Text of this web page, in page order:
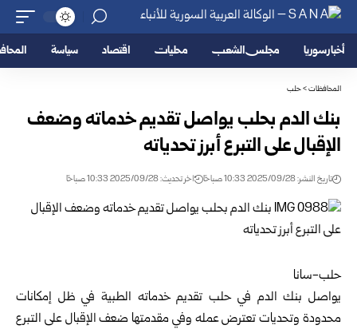
أخبار سوريا مجلس الشعب محليات اقتصاد سياسة
المحافظات>حلب
بنك الدم بحلب يواصل تقديم خدماته وضعف
الإقبال على التبرع أبرز تحدياته
تاريخ النشر: 2025/09/28 10:33 صباحًا اخر تحديث: 2025/09/28 10:33 صباحًا
حلب-سانا
يواصل بنك الدم في حلب تقديم خدماته الطبية في ظل إمكانات
محدودة وتحديات تعترض عمله وفي مقدمتها ضعف الإقبال على التبرع